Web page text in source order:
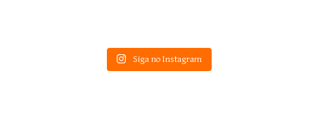
Siga no Instagram